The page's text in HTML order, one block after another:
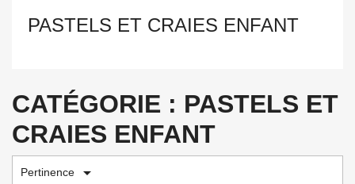
PASTELS ET CRAIES ENFANT
CATÉGORIE : PASTELS ET
CRAIES ENFANT
Pertinence 